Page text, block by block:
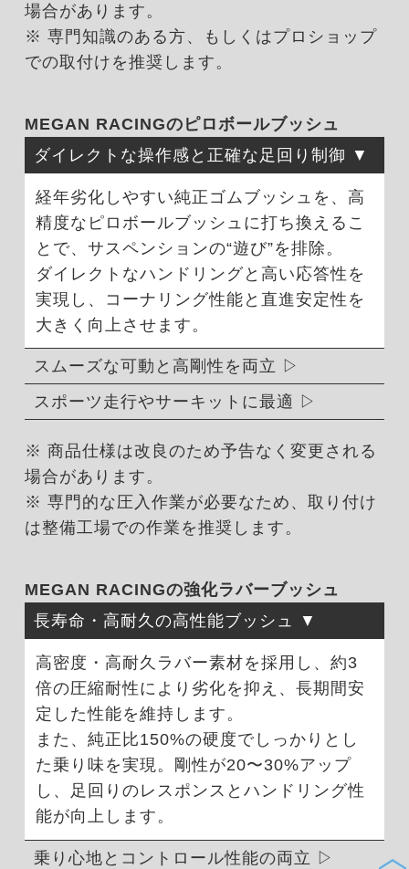
場合があります。
※ 専門知識のある方、もしくはプロショップ
での取付けを推奨します。
MEGAN RACINGのピロボールブッシュ
ダイレクトな操作感と正確な足回り制御
経年劣化しやすい純正ゴムブッシュを、高
精度なピロボールブッシュに打ち換えるこ
とで、サスペンションの“遊び”を排除。
ダイレクトなハンドリングと高い応答性を
実現し、コーナリング性能と直進安定性を
大きく向上させます。
スムーズな可動と高剛性を両立
スポーツ走行やサーキットに最適
※ 商品仕様は改良のため予告なく変更される
場合があります。
※ 専門的な圧入作業が必要なため、取り付け
は整備工場での作業を推奨します。
MEGAN RACINGの強化ラバーブッシュ
長寿命・高耐久の高性能ブッシュ
高密度・高耐久ラバー素材を採用し、約3
倍の圧縮耐性により劣化を抑え、長期間安
定した性能を維持します。
また、純正比150%の硬度でしっかりとし
た乗り味を実現。剛性が20〜30%アップ
し、足回りのレスポンスとハンドリング性
能が向上します。
乗り心地とコントロール性能の両立